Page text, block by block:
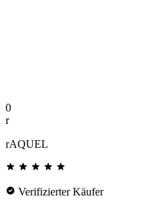
0
r
rAQUEL
Verifizierter Käufer